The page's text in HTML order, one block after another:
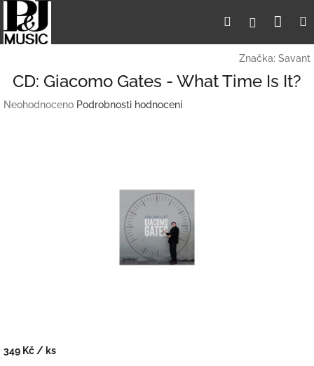
obsah
HledatPřihlášení
Značka: Savant
CD: Giacomo Gates - What Time Is It?
Průměrné
Neohodnoceno Podrobnosti hodnocení
349 Kč / ks